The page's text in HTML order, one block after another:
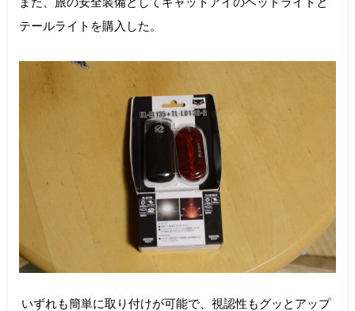
テールライトを購入した。
いずれも簡単に取り付けが可能で、視認性もグッとアップ